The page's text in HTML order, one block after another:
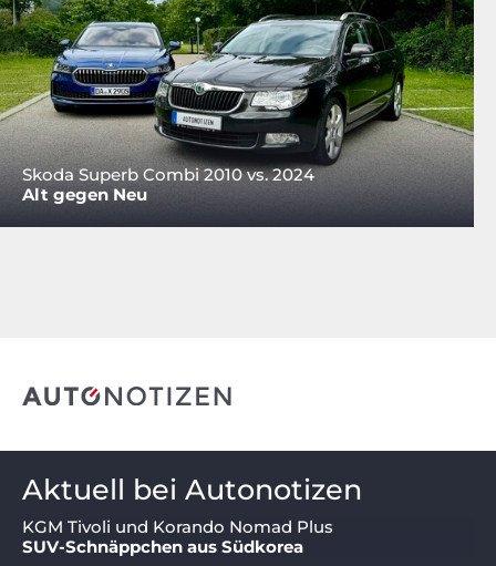
Skoda Superb Combi 2010 vs. 2024
Alt gegen Neu
Aktuell bei Autonotizen
KGM Tivoli und Korando Nomad Plus
SUV-Schnäppchen aus Südkorea